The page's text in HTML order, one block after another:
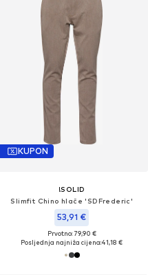
KUPON
!SOLID
Slimfit Chino hlače 'SDFrederic'
53,91 €
Prvotno: 79,90 €
Posljednja najniža cijena:41,18 €